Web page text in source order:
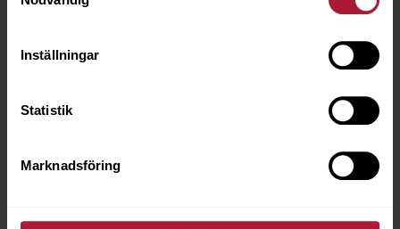
Inställningar
Statistik
Marknadsföring